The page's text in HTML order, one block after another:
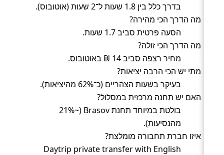
בדרך כלל בין 1.8 שעות ל־2 שעות (אוטובוס).
מה הדרך הכי מהירה?
הסעה פרטית סביב 1.7 שעות.
מה הדרך הכי זולה?
מחיר רצפה סביב 14 ₪ באוטובוס.
מתי יש הכי הרבה יציאות?
בעיקר בשעות הצהריים (כ־62% מהיציאות).
האם יש תחנה מרכזית במסלול?
בולטת במיוחד תחנת Brasov (~21%
מהנסיעות).
איזו חברת תחבורה מומלצת?
Daytrip private transfer with English